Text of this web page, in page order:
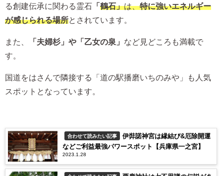
る創建伝承に関わる霊石 「 鶴石」は、特に強いエネルギー
が感じられる場所とされています。
また、 「夫婦杉」や「乙女の泉」 など見どころも満載で
す。
国道をはさんで隣接する「道の駅播磨いちのみや」も人気
スポットとなっています。
合わせて読みたい記事
伊弉諾神宮は縁結び&厄除開運
などご利益最強パワースポット【兵庫県一之宮】
2023.1.28